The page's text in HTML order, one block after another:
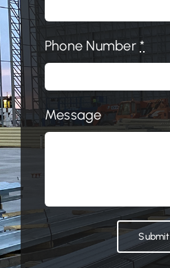
Phone Number*
Message
Submit